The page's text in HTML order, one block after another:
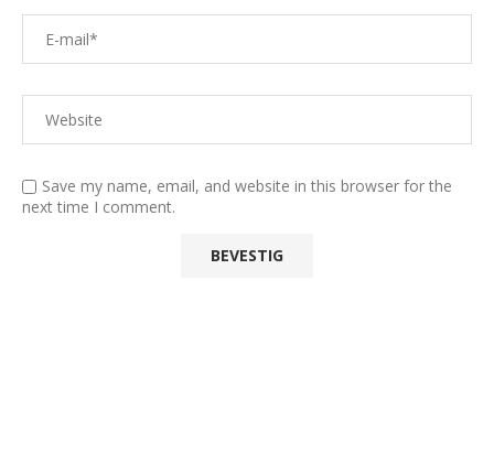
Save my name, email, and website in this browser for the
next time I comment.